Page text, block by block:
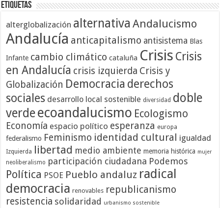
Etiquetas
alterglobalización alternativa Andalucismo
Andalucía anticapitalismo antisistema Blas
Infante cambio climático cataluña Crisis Crisis
en Andalucía crisis izquierda Crisis y
Globalización Democracia derechos
sociales desarrollo local sostenible diversidad doble
verdeecoandalucismo Ecologismo
Economía espacio político esperanza europa
federalismo Feminismo identidad cultural igualdad
Izquierda libertad medio ambiente memoria histórica mujer
neoliberalismo participación ciudadana Podemos
Política PSOE Pueblo andaluz radical
democracia renovables republicanismo
resistencia solidaridad urbanismo sostenible